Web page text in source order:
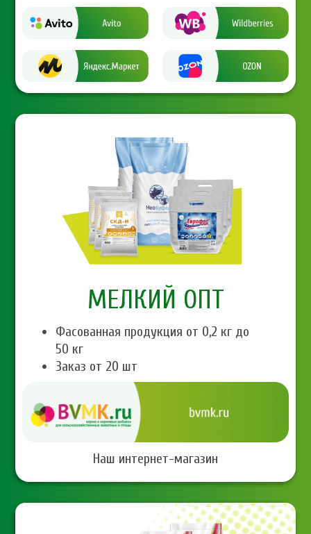
МЕЛКИЙ ОПТ
Фасованная продукция от 0,2 кг до
50 кг
Заказ от 20 шт
Наш интернет-магазин